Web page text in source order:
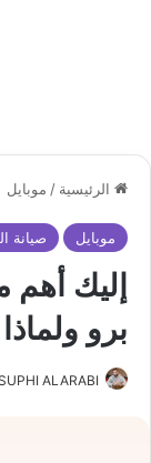
الرئيسية / موبايل
موبايل صيانة
برو
ALARABI